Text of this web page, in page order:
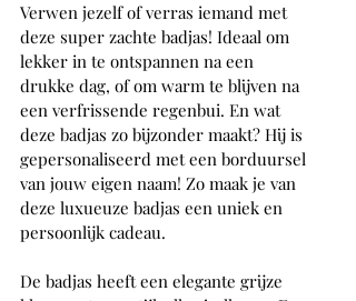
Verwen jezelf of verras iemand met
deze super zachte badjas! Ideaal om
lekker in te ontspannen na een
drukke dag, of om warm te blijven na
een verfrissende regenbui. En wat
deze badjas zo bijzonder maakt? Hij is
gepersonaliseerd met een borduursel
van jouw eigen naam! Zo maak je van
deze luxueuze badjas een uniek en
persoonlijk cadeau.
De badjas heeft een elegante grijze